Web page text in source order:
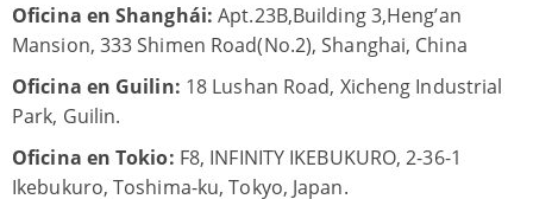
Oficina en Shanghái:Apt.23B,Building 3,Heng’an
Mansion, 333 Shimen Road(No.2), Shanghai, China
Oficina en Guilin: 18 Lushan Road, Xicheng Industrial
Park, Guilin.
Oficina en Tokio: F8, INFINITY IKEBUKURO, 2-36-1
Ikebukuro, Toshima-ku, Tokyo, Japan.